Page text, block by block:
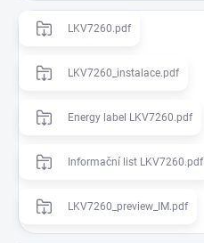
LKV7260.pdf
LKV7260_instalace.pdf
Energy label LKV7260.pdf
Informační list LKV7260.pdf
LKV7260_preview_IM.pdf